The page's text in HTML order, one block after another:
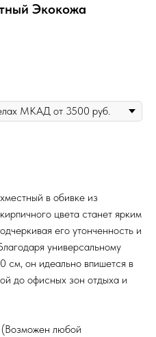
Экокожа
в обивке из
цвета станет ярким
его утонченность и
универсальному
он идеально впишется в
до офисных зон отдыха и
любой